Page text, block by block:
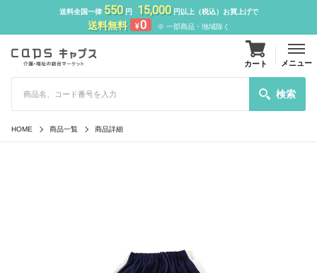
送料全国一律 550円 15,000円以上（税込）お買上げで
送料無料 ¥0 ※ 一部商品・地域除く
検索
カート メニュー
HOME 商品一覧 商品詳細